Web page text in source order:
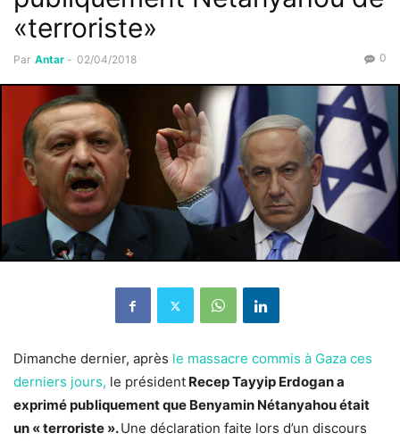
«terroriste»
Par Antar - 02/04/2018 0
Dimanche dernier, après le massacre commis à Gaza ces
derniers jours, le président Recep Tayyip Erdogan a
exprimé publiquement que Benyamin Nétanyahou était
un « terroriste ».Une déclaration faite lors d’un discours